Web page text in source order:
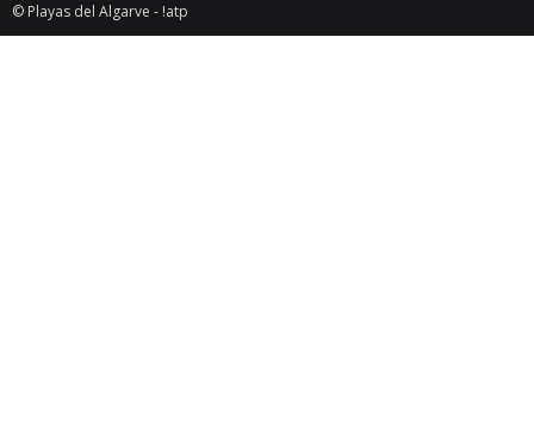
© Playas del Algarve - !atp